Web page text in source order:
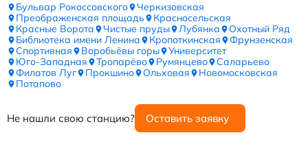
Бульвар Рокоссовского
Черкизовская
Преображенская площадь
Красносельская
Красные Ворота
Чистые пруды Лубянка
Охотный Ряд
Библиотека имени Ленина
Кропоткинская
Фрунзенская
Спортивная
Воробьёвы горы
Университет
Юго-Западная
Тропарёво Румянцево
Саларьево
Филатов Луг
Прокшино Ольховая
Новомосковская
Потапово
Не нашли свою станцию? Оставить заявку